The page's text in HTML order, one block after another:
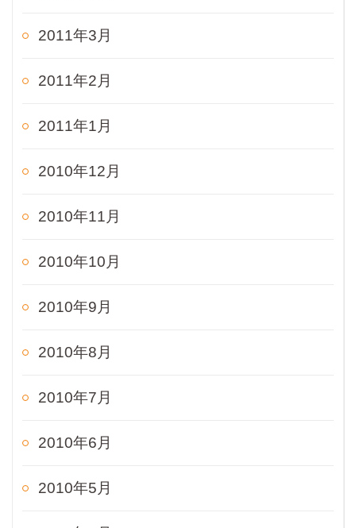
2011年3月
2011年2月
2011年1月
2010年12月
2010年11月
2010年10月
2010年9月
2010年8月
2010年7月
2010年6月
2010年5月